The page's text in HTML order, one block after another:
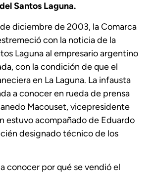
Santos Laguna.
diciembre de 2003, la Comarca
con la noticia de la
Laguna al empresario argentino
con la condición de que el
en La Laguna. La infausta
a conocer en rueda de prensa
Macouset, vicepresidente
estuvo acompañado de Eduardo
designado técnico de los
conocer por qué se vendió el